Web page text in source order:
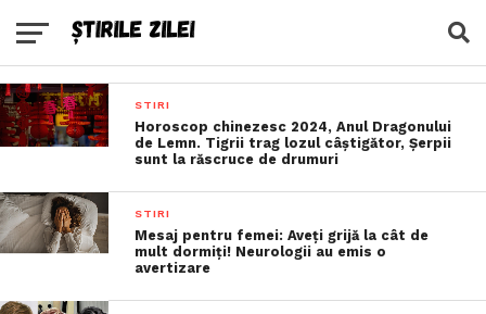
STIRI
Horoscop chinezesc 2024, Anul Dragonului
de Lemn. Tigrii trag lozul câştigător, Şerpii
sunt la răscruce de drumuri
STIRI
Mesaj pentru femei: Aveți grijă la cât de
mult dormiți! Neurologii au emis o
avertizare